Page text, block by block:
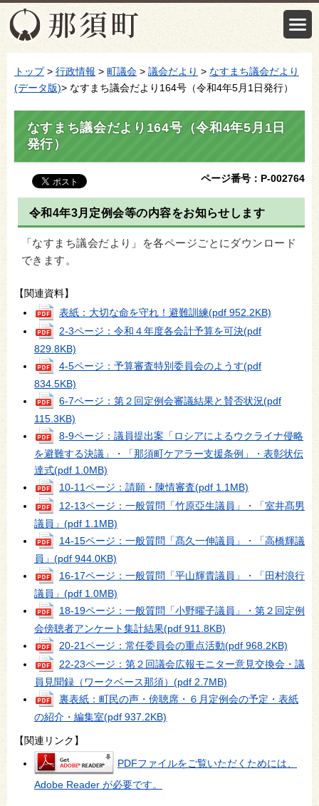
トップ> 行政情報 > 町議会 > 議会だより > なすまち議会だより
(データ版)> なすまち議会だより164号（令和4年5月1日発行）
なすまち議会だより164号（令和4年5月1日
発行）
ページ番号：P-002764
令和4年3月定例会等の内容をお知らせします
「なすまち議会だより」を各ページごとにダウンロード
できます。
【関連資料】
表紙：大切な命を守れ！避難訓練(pdf 952.2KB)
2-3ページ：令和４年度各会計予算を可決(pdf
829.8KB)
4-5ページ：予算審査特別委員会のようす(pdf
834.5KB)
6-7ページ：第２回定例会審議結果と賛否状況(pdf
115.3KB)
8-9ページ：議員提出案「ロシアによるウクライナ侵略
を避難する決議」・「那須町ケアラー支援条例」・表彰状伝
達式(pdf 1.0MB)
10-11ページ：請願・陳情審査(pdf 1.1MB)
12-13ページ：一般質問「竹原亞生議員」・「室井髙男
議員」 (pdf 1.1MB)
14-15ページ：一般質問「髙久一伸議員」・「高橋輝議
員」 (pdf 944.0KB)
16-17ページ：一般質問「平山輝貴議員」・「田村浪行
議員」 (pdf 1.0MB)
18-19ページ：一般質問「小野曜子議員」・第２回定例
会傍聴者アンケート集計結果(pdf 911.8KB)
20-21ページ：常任委員会の重点活動(pdf 968.2KB)
22-23ページ：第２回議会広報モニター意見交換会・議
員見聞録（ワークベース那須） (pdf 2.7MB)
裏表紙：町民の声・傍聴席・６月定例会の予定・表紙
の紹介・編集室(pdf 937.2KB)
【関連リンク】
PDFファイルをご覧いただくためには、
Adobe Reader が必要です。